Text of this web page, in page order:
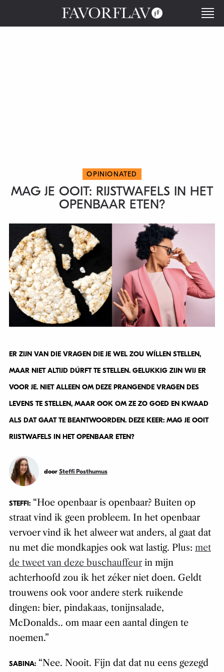
OPINIONATED
MAG JE OOIT: RIJSTWAFELS IN HET
OPENBAAR ETEN?
ER ZIJN VAN DIE VRAGEN DIE JE WEL ZOU WÍLLEN STELLEN,
MAAR NIET ALTIJD DÚRFT TE STELLEN. GELUKKIG ZIJN WIJ ER
VOOR JE. NIET ALLEEN OM DEZE PRANGENDE VRAGEN DES
LEVENS TE STELLEN, MAAR OOK OM ZE ZO GOED EN KWAAD
ALS DAT GAAT TE BEANTWOORDEN. DEZE KEER: MAG JE OOIT
RIJSTWAFELS IN HET OPENBAAR ETEN?
door Steffi Posthumus
STEFFI:“Hoe openbaar is openbaar? Buiten op
straat vind ik geen probleem. In het openbaar
vervoer vind ik het alweer wat anders, al gaat dat
nu met die mondkapjes ook wat lastig. Plus: met
de tweet van deze buschauffeurin mijn
achterhoofd zou ik het zéker niet doen. Geldt
trouwens ook voor andere sterk ruikende
dingen: bier, pindakaas, tonijnsalade,
McDonalds.. om maar een aantal dingen te
noemen.”
SABINA:“Nee. Nooit. Fijn dat dat nu eens gezegd